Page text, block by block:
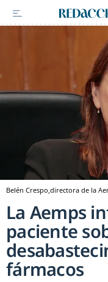
Belén Crespo,directora de la
La Aemps
paciente
fármacos